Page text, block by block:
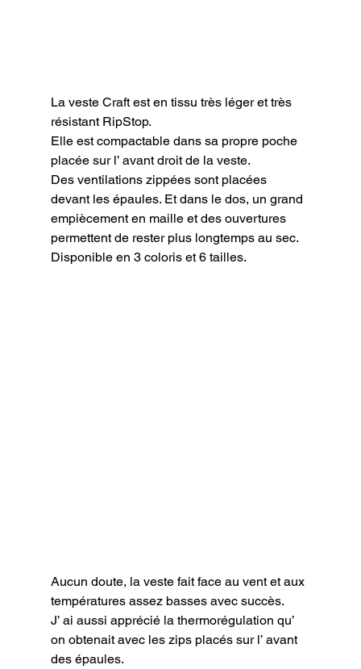
La veste Craft est en tissu très léger et très
résistant RipStop.
Elle est compactable dans sa propre poche
placée sur l’ avant droit de la veste.
Des ventilations zippées sont placées
devant les épaules. Et dans le dos, un grand
empiècement en maille et des ouvertures
permettent de rester plus longtemps au sec.
Disponible en 3 coloris et 6 tailles.
Aucun doute, la veste fait face au vent et aux
températures assez basses avec succès.
J’ ai aussi apprécié la thermorégulation qu’
on obtenait avec les zips placés sur l’ avant
des épaules.